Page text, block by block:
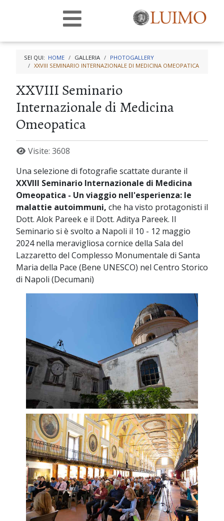
SEI QUI: HOME GALLERIA
PHOTOGALLERY
XXVIII SEMINARIO INTERNAZIONALE DI MEDICINA OMEOPATICA
XXVIII Seminario
Internazionale di Medicina
Omeopatica
Visite: 3608
Una selezione di fotografie scattate durante il
XXVIII Seminario Internazionale di Medicina
Omeopatica - Un viaggio nell'esperienza: le
malattie autoimmuni, che ha visto protagonisti il
Dott. Alok Pareek e il Dott. Aditya Pareek. Il
Seminario si è svolto a Napoli il 10 - 12 maggio
2024 nella meravigliosa cornice della Sala del
Lazzaretto del Complesso Monumentale di Santa
Maria della Pace (Bene UNESCO) nel Centro Storico
di Napoli (Decumani)